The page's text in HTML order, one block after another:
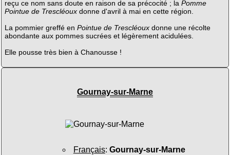
reçu ce nom sans doute en raison de sa précocité ; la Pomme
Pointue de Trescléouxdonne d'avril à mai en cette région.
La pommier greffé en Pointue de Trescléouxdonne une récolte
abondante aux pommes sucrées et légèrement acidulées.
Elle pousse très bien à Chanousse !
Gournay-sur-Marne
Français: Gournay-sur-Marne